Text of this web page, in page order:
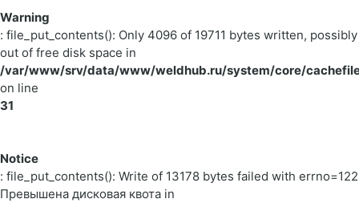
Warning
: file_put_contents(): Only 4096 of 19711 bytes written, possibly
out of free disk space in
/var/www/srv/data/www/weldhub.ru/system/core/
on line
31
Notice
: file_put_contents(): Write of 13178 bytes failed with errno=122
Превышена дисковая квота in